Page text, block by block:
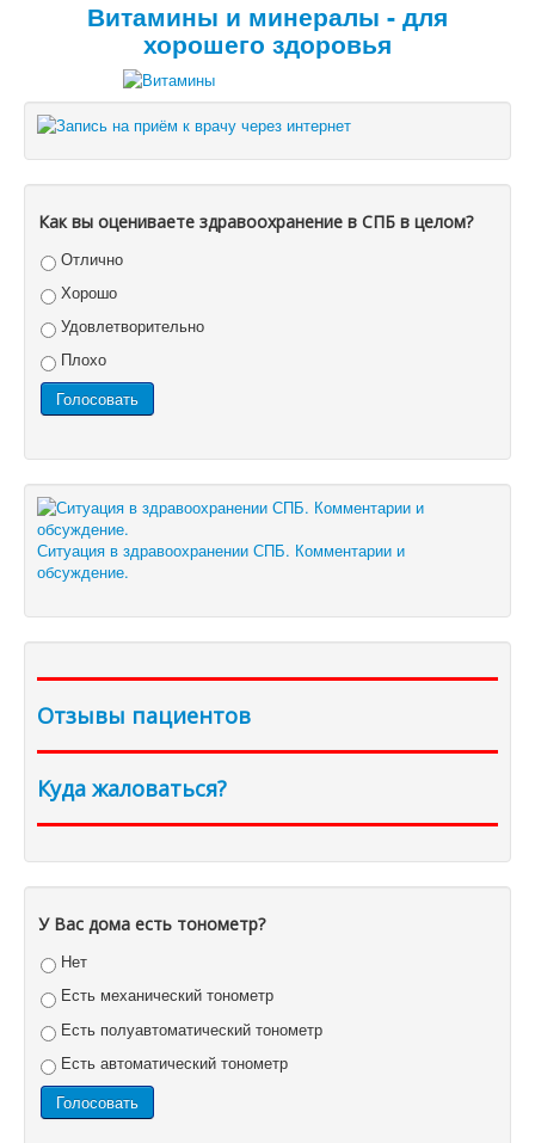
Витамины и минералы - для
хорошего здоровья
Как вы оцениваете здравоохранение в СПБ в целом?
Отлично
Хорошо
Удовлетворительно
Плохо
Ситуация в здравоохранении СПБ. Комментарии и
обсуждение.
Отзывы пациентов
Куда жаловаться?
У Вас дома есть тонометр?
Нет
Есть механический тонометр
Есть полуавтоматический тонометр
Есть автоматический тонометр